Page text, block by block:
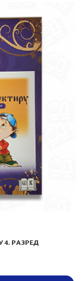
4. РАЗРЕД